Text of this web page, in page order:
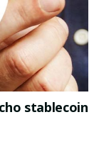
stablecoin